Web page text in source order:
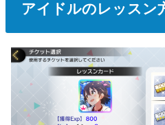
アイドルのレッスン